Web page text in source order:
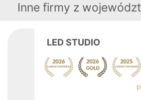
Inne firmy z
LED STUDIO